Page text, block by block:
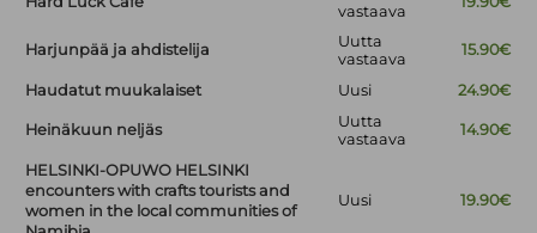
vastaava
Harjunpää ja ahdistelija
Uutta
vastaava
15.90€
Haudatut muukalaiset Uusi 24.90€
Heinäkuun neljäs
Uutta
vastaava
14.90€
HELSINKI-OPUWO HELSINKI
encounters with crafts tourists and
women in the local communities of
Uusi 19.90€